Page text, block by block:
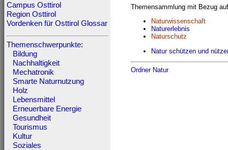
Campus Osttirol
Region Osttirol
Vordenken für Osttirol Glossar
Themenschwerpunkte:
Bildung
Nachhaltigkeit
Mechatronik
Smarte Naturnutzung
Holz
Lebensmittel
Erneuerbare Energie
Gesundheit
Tourismus
Kultur
Soziales
Themensammlung mit Bezug
Naturwissenschaft
Naturerlebnis
Naturschutz
Natur schützen und
Ordner Natur